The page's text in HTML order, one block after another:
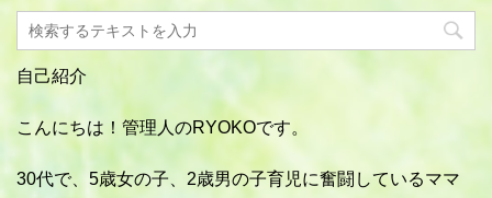
自己紹介
こんにちは！管理人のRYOKOです。
30代で、5歳女の子、2歳男の子育児に奮闘しているママ